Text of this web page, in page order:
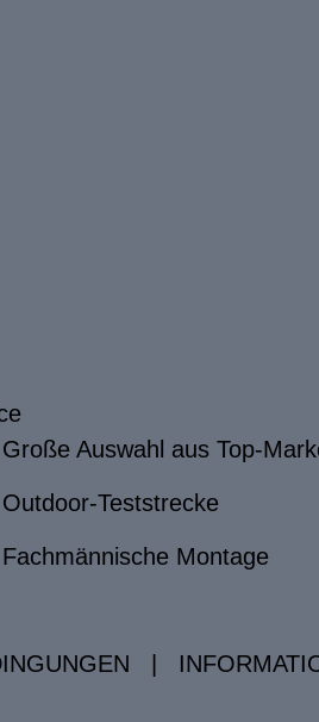
Große Auswahl aus Top-
Outdoor-Teststrecke
Fachmännische Montage